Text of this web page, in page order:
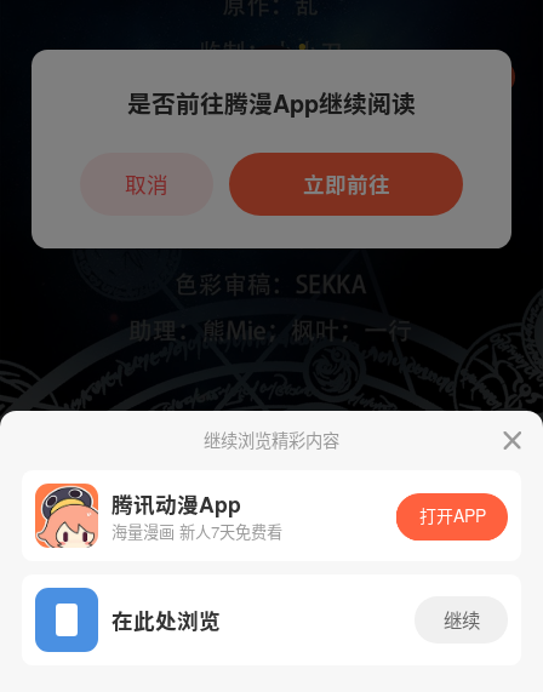
App免费看
下一话 腾漫App免费看
继续浏览精彩内容
腾讯动漫App
海量漫画 新人7天免费看
打开APP
在此处浏览 继续
本章节仅支持App阅读，可打开App新用
户7天免费看
是否前往腾漫App继续阅读
立即前往
取消